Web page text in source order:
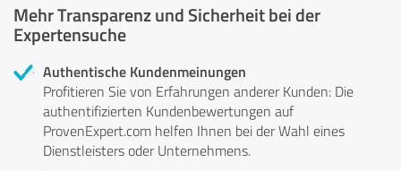
Mehr Transparenz und Sicherheit bei der
Expertensuche
Authentische Kundenmeinungen
Profitieren Sie von Erfahrungen anderer Kunden: Die
authentifizierten Kundenbewertungen auf
ProvenExpert.com helfen Ihnen bei der Wahl eines
Dienstleisters oder Unternehmens.